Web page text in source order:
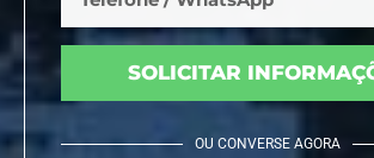
SOLICITAR
OU CONVERSE AGORA